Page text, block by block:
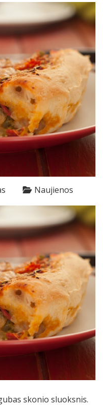
Naujienos
skonio sluoksnis.